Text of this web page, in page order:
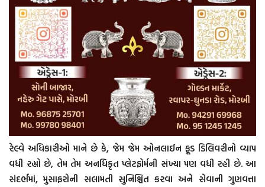
રેલ્વે અધિકારીઓ માને છે કે, જેમ જેમ ઓનલાઈન ફૂડ ડિલિવરીનો વ્યાપ
વધી રહ્યો છે, તેમ તેમ અનધિકૃત પ્લેટફોર્મની સંખ્યા પણ વધી રહી છે. આ
સંદર્ભમાં, મુસાફરોની સલામતી સુનિશ્ચિત કરવા અને સેવાની ગુણવત્તા